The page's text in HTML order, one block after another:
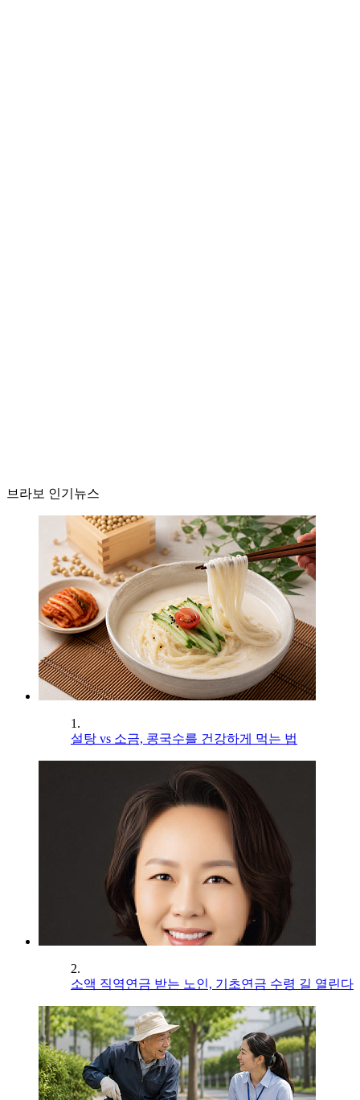
브라보 인기뉴스
1.
설탕 vs 소금, 콩국수를 건강하게 먹는 법
2.
소액 직역연금 받는 노인, 기초연금 수령 길 열린다